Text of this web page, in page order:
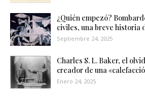
¿Quién empezó?
civiles, una breve historia
Septiembre 24, 2025
Charles S. L. Baker, el
creador de una
Enero 24, 2025